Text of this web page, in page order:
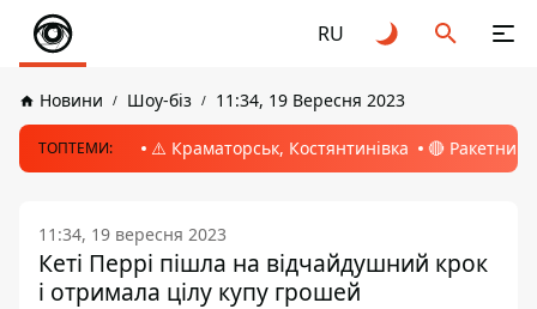
RU
Новини Шоу-біз 11:34, 19 Вересня 2023
ТОПТЕМИ: ⚠️ Краматорськ, Костянтинівка 🔴 Ракетний
11:34, 19 вересня 2023
Кеті Перрі пішла на відчайдушний крок
і отримала цілу купу грошей